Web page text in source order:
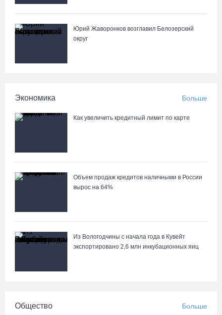
В Вологде на 18 дворовых территориях завершены работы по
есенинским настроением
05.08.26 / 16:19
Георгий Филимонов: Мы создаём новую архитектуру
В Вологодской области клещи покусали уже 13,4 тысячи
05.08.26 / 15:47
Более 17 тысяч онкоскринингов проведено на Вологодчине с
начала года
Юрий Жаворонков возглавил Белозерский
округ
Экономика Больше
Как увеличить кредитный лимит по карте
Объем продаж кредитов наличными в России
вырос на 64%
Из Вологодчины с начала года в Кувейт
экспортировано 2,6 млн инкубационных яиц
Общество Больше